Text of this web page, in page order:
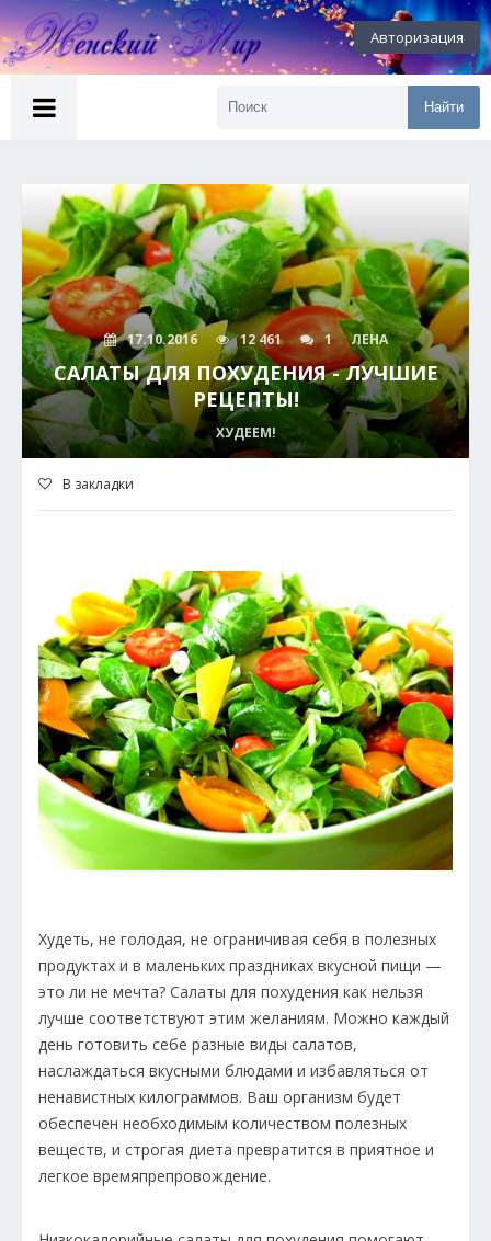
Авторизация
Найти
17.10.2016 12 461 1 ЛЕНА
САЛАТЫ ДЛЯ ПОХУДЕНИЯ - ЛУЧШИЕ
РЕЦЕПТЫ!
ХУДЕЕМ!
В закладки
Худеть, не голодая, не ограничивая себя в полезных
продуктах и в маленьких праздниках вкусной пищи —
это ли не мечта? Салаты для похудения как нельзя
лучше соответствуют этим желаниям. Можно каждый
день готовить себе разные виды салатов,
наслаждаться вкусными блюдами и избавляться от
ненавистных килограммов. Ваш организм будет
обеспечен необходимым количеством полезных
веществ, и строгая диета превратится в приятное и
легкое времяпрепровождение.